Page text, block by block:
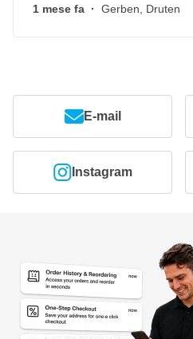
1 mese fa · Gerben, Druten
E-mail
Instagram